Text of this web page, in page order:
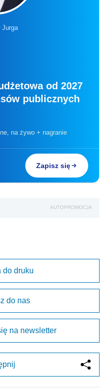
Jurga
od 2027
publicznych
na żywo + nagranie
Zapisz się
AUTOPROMOCJA
do druku
do nas
na newsletter